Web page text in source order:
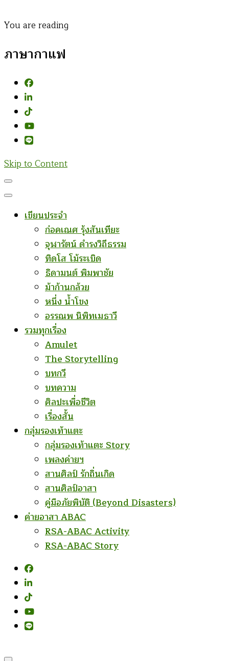
You are reading
ภาษากาแฟ
Skip to Content
เขียนประจำ
ก่อคเณศ รุ้งสันเทียะ
จุฬารัตน์ ดำรงวิถีธรรม
ทิดโส โม้ระเบิด
ธิดามนต์ พิมพาชัย
ม้าก้านกล้วย
หนึ่ง น้ำโขง
อรรณพ นิพิทเมธาวี
รวมทุกเรื่อง
Amulet
The Storytelling
บทกวี
บทความ
ศิลปะเพื่อชีวิต
เรื่องสั้น
กลุ่มรองเท้าแตะ
กลุ่มรองเท้าแตะ Story
เพลงค่ายฯ
สานศิลป์ รักถิ่นเกิด
สานศิลป์อาสา
คู่มือภัยพิบัติ (Beyond Disasters)
ค่ายอาสา ABAC
RSA-ABAC Activity
RSA-ABAC Story